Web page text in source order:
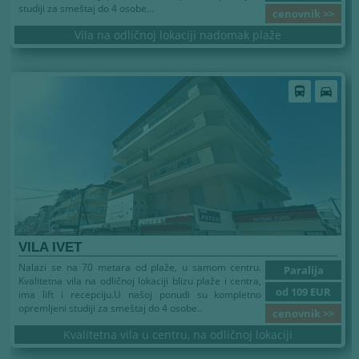
cenovnik >>
studiji za smeštaj do 4 osobe...
Vila na odličnoj lokaciji nadomak plaže
directions_bus directions_car
VILA IVET
Paralija
od 109 EUR
cenovnik >>
Nalazi se na 70 metara od plaže, u samom centru.
Kvalitetna vila na odličnoj lokaciji blizu plaže i centra,
ima lift i recepciju.U našoj ponudi su kompletno
opremljeni studiji za smeštaj do 4 osobe..
Kvalitetna vila u centru, na odličnoj lokaciji